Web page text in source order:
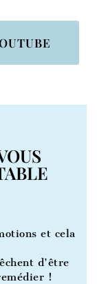
et cela
d’être
!